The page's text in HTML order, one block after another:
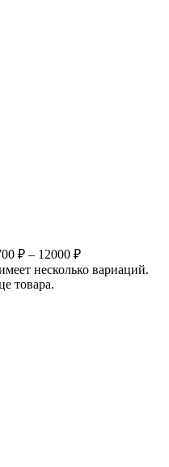
₽ – 12000 ₽
несколько вариаций.
товара.